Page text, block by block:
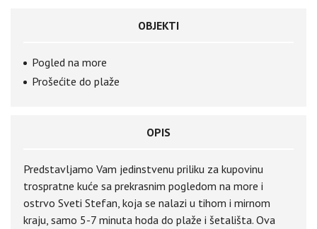
OBJEKTI
Pogled na more
Prošećite do plaže
OPIS
Predstavljamo Vam jedinstvenu priliku za kupovinu
trospratne kuće sa prekrasnim pogledom na more i
ostrvo Sveti Stefan, koja se nalazi u tihom i mirnom
kraju, samo 5-7 minuta hoda do plaže i šetališta. Ova